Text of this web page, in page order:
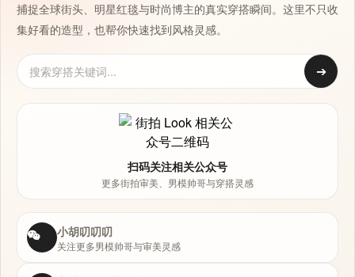
捕捉全球街头、明星红毯与时尚博主的真实穿搭瞬间。这里不只收
集好看的造型，也帮你快速找到风格灵感。
➔
扫码关注相关公众号
更多街拍审美、男模帅哥与穿搭灵感
小胡叨叨叨
关注更多男模帅哥与审美灵感